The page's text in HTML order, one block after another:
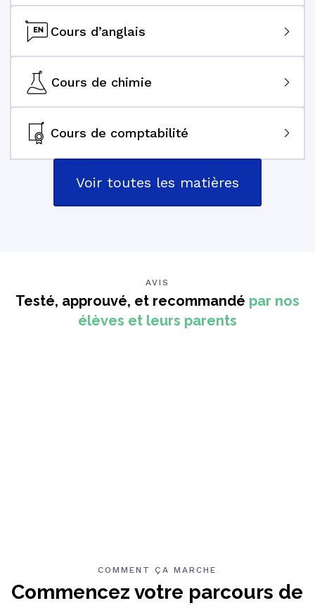
Cours d’anglais
Cours de chimie
Cours de comptabilité
Voir toutes les matières
AVIS
Testé, approuvé, et recommandé par nos
élèves et leurs parents
COMMENT ÇA MARCHE
Commencez votre parcours de